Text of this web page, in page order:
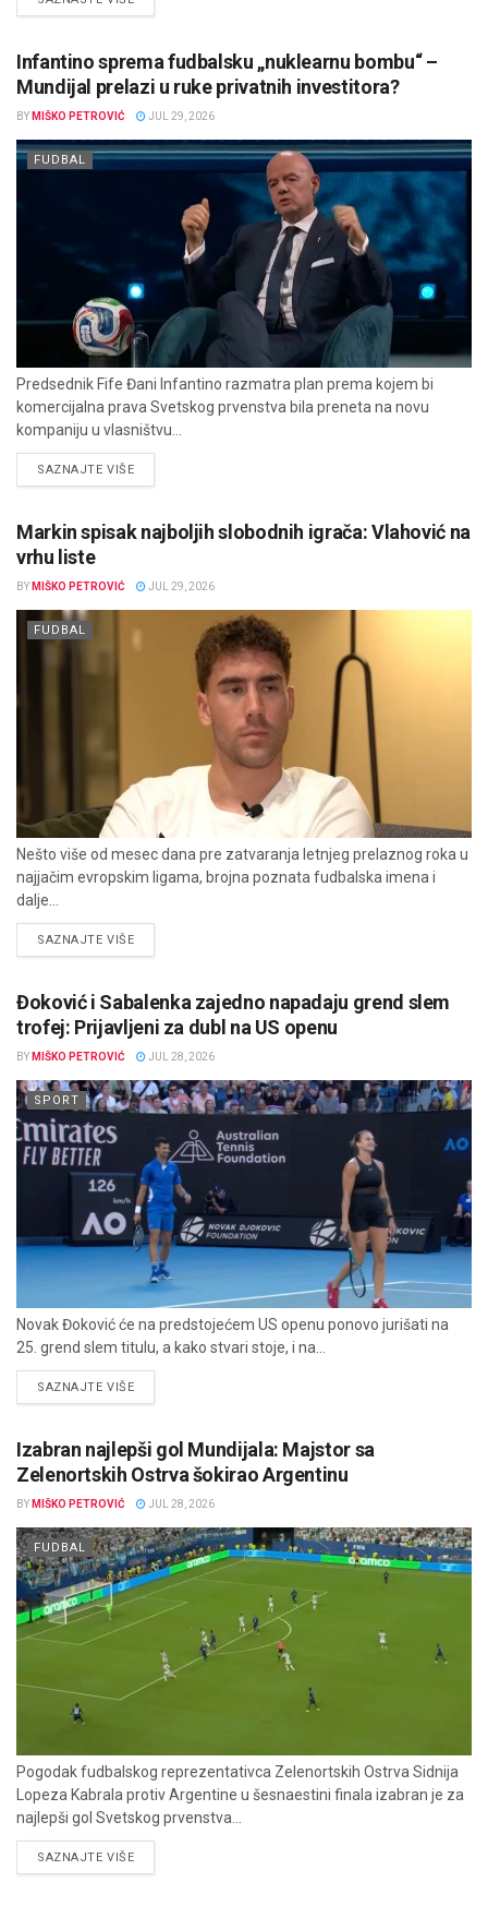
Infantino sprema fudbalsku „nuklearnu bombu“ –
Mundijal prelazi u ruke privatnih investitora?
BY MIŠKO PETROVIĆ JUL 29, 2026
FUDBAL
Predsednik Fife Đani Infantino razmatra plan prema kojem bi
komercijalna prava Svetskog prvenstva bila preneta na novu
kompaniju u vlasništvu...
SAZNAJTE VIŠEDETAILS
Markin spisak najboljih slobodnih igrača: Vlahović na
vrhu liste
BY MIŠKO PETROVIĆ JUL 29, 2026
FUDBAL
Nešto više od mesec dana pre zatvaranja letnjeg prelaznog roka u
najjačim evropskim ligama, brojna poznata fudbalska imena i
dalje...
SAZNAJTE VIŠEDETAILS
Đoković i Sabalenka zajedno napadaju grend slem
trofej: Prijavljeni za dubl na US openu
BY MIŠKO PETROVIĆ JUL 28, 2026
SPORT
Novak Đoković će na predstojećem US openu ponovo jurišati na
25. grend slem titulu, a kako stvari stoje, i na...
SAZNAJTE VIŠEDETAILS
Izabran najlepši gol Mundijala: Majstor sa
Zelenortskih Ostrva šokirao Argentinu
BY MIŠKO PETROVIĆ JUL 28, 2026
FUDBAL
Pogodak fudbalskog reprezentativca Zelenortskih Ostrva Sidnija
Lopeza Kabrala protiv Argentine u šesnaestini finala izabran je za
najlepši gol Svetskog prvenstva...
SAZNAJTE VIŠEDETAILS